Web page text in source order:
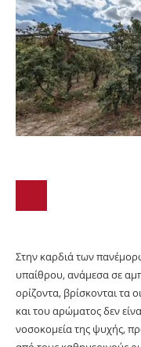
Στην καρδιά των
υπαίθρου, ανάμεσα σε
ορίζοντα, βρίσκονται τα
και του αρώματος δεν
νοσοκομεία της ψυχής,